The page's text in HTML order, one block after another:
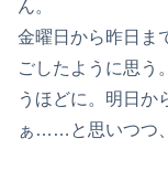
ん。
金曜日から昨日ま
ごしたように思う
うほどに。明日か
ぁ……と思いつつ